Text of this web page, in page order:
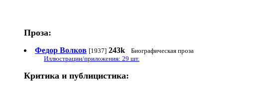
Проза:
Федор Волков [1937] 243k
Биографическая проза
Иллюстрации/приложения: 29 шт.
Критика и публицистика: